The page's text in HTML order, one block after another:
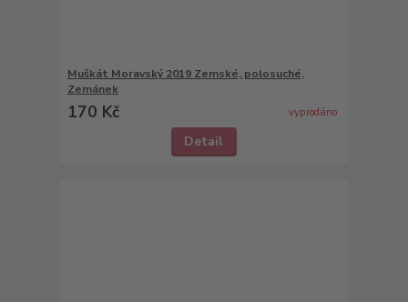
Muškát Moravský 2019 Zemské, polosuché,
Zemánek
170 Kč vyprodáno
Detail